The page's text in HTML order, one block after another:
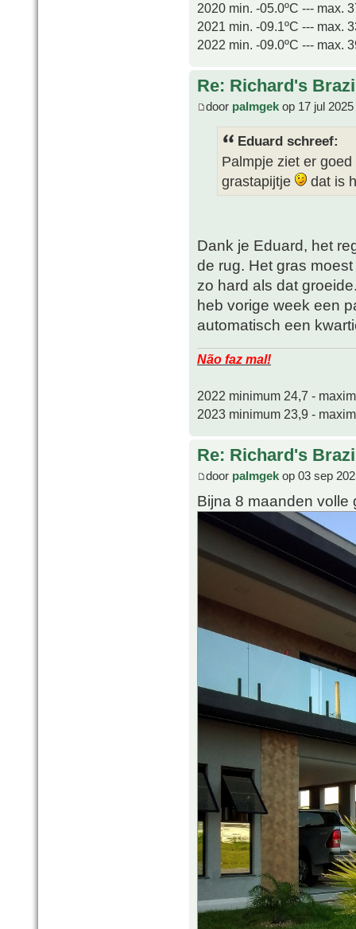
2020 min. -05.0ºC --- max.
2021 min. -09.1ºC --- max.
2022 min. -09.0ºC --- max.
Re: Richard's
door palmgek op 17 jul
Eduard schreef:
Palmpje ziet er
grastapijtje
dat is
Dank je Eduard, het
de rug. Het gras
zo hard als dat
heb vorige week een
automatisch een
Não faz mal!
2022 minimum 24,7 -
2023 minimum 23,9 -
Re: Richard's
door palmgek op 03 sep
Bijna 8 maanden